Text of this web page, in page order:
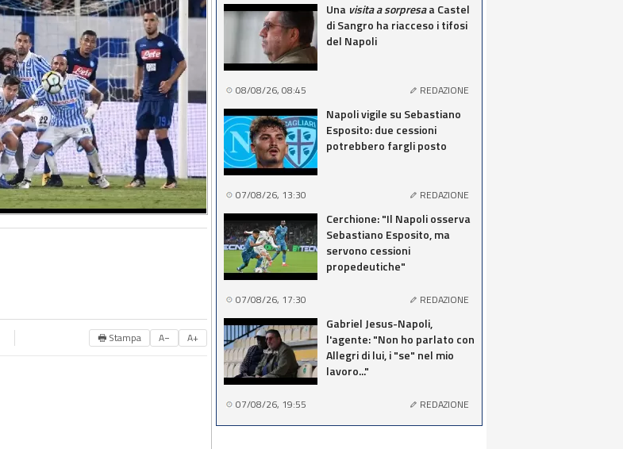
🖶 Stampa A− A+
Una visita a sorpresaa Castel
di Sangro ha riacceso i tifosi
del Napoli
08/08/26, 08:45 REDAZIONE
Napoli vigile su Sebastiano
Esposito: due cessioni
potrebbero fargli posto
07/08/26, 13:30 REDAZIONE
Cerchione: "Il Napoli osserva
Sebastiano Esposito, ma
servono cessioni
propedeutiche"
07/08/26, 17:30 REDAZIONE
Gabriel Jesus-Napoli,
l'agente: "Non ho parlato con
Allegri di lui, i "se" nel mio
lavoro..."
07/08/26, 19:55 REDAZIONE